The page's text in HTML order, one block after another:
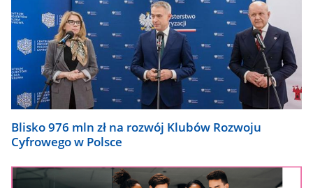
Blisko 976 mln zł na rozwój Klubów Rozwoju
Cyfrowego w Polsce